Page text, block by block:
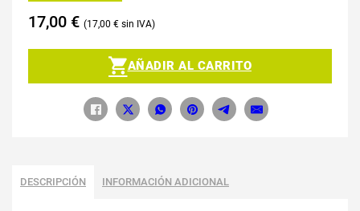
17,00 € 17,00 €
AÑADIR AL CARRITO
DESCRIPCIÓN INFORMACIÓN ADICIONAL